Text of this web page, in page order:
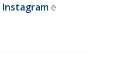
Instagrame